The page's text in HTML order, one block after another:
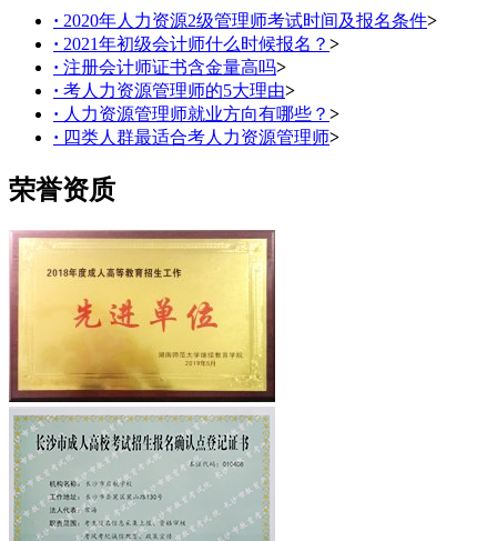
· 2020年人力资源2级管理师考试时间及报名条件>
· 2021年初级会计师什么时候报名？ >
· 注册会计师证书含金量高吗>
· 考人力资源管理师的5大理由>
· 人力资源管理师就业方向有哪些？ >
· 四类人群最适合考人力资源管理师>
荣誉资质